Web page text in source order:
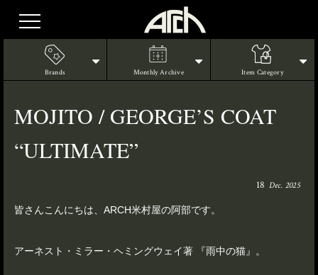
Brands Monthly Archive Item Category
MOJITO / GEORGE’S COAT
“ULTIMATE”
18 Dec. 2025
皆さんこんにちは、ARCH米村屋の阿部です。
アーネスト・ミラー・ヘミングウェイ著 『雨中の猫』。